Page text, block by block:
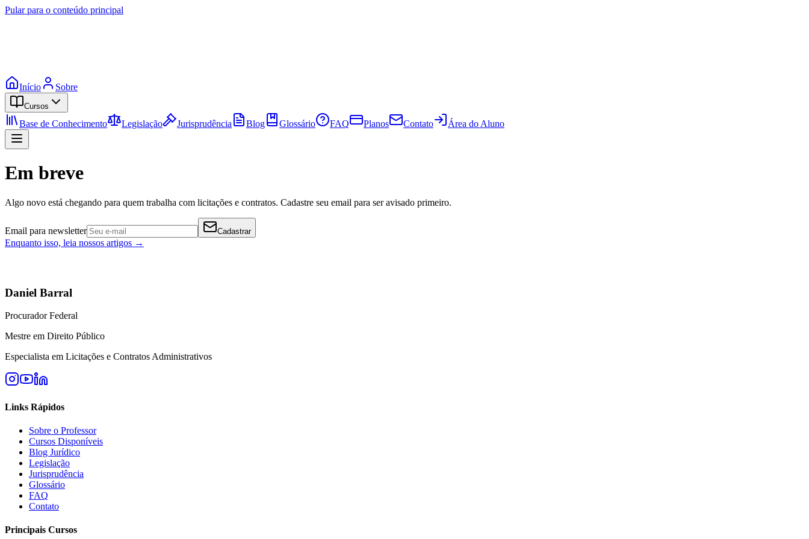
Pular para o conteúdo principal
Início Sobre
Cursos
Base de Conhecimento Legislação Jurisprudência Blog Glossário FAQ Planos Contato Área do Aluno
Em breve
Algo novo está chegando para quem trabalha com licitações e contratos. Cadastre seu email para ser avisado primeiro.
Email para newsletter Cadastrar
Enquanto isso, leia nossos artigos →
Daniel Barral
Procurador Federal
Mestre em Direito Público
Especialista em Licitações e Contratos Administrativos
Links Rápidos
Sobre o Professor
Cursos Disponíveis
Blog Jurídico
Legislação
Jurisprudência
Glossário
FAQ
Contato
Principais Cursos